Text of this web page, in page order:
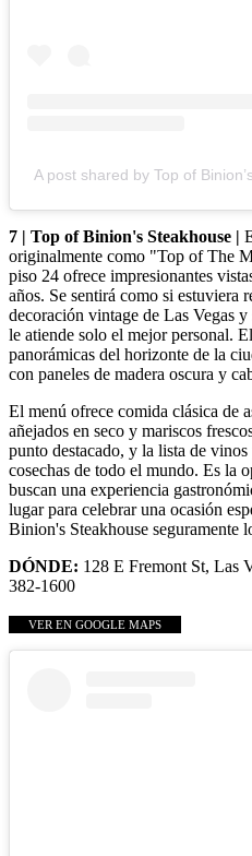
A post shared by Top of
7 | Top of Binion's Steakhouse |
originalmente como "Top of The
piso 24 ofrece impresionantes
años. Se sentirá como si estuviera
decoración vintage de Las Vegas
le atiende solo el mejor personal.
panorámicas del horizonte de la
con paneles de madera oscura y
El menú ofrece comida clásica de
añejados en seco y mariscos
punto destacado, y la lista de
cosechas de todo el mundo. Es la
buscan una experiencia
lugar para celebrar una ocasión
Binion's Steakhouse seguramente
DÓNDE: 128 E Fremont St, Las
382-1600
VER EN GOOGLE MAPS